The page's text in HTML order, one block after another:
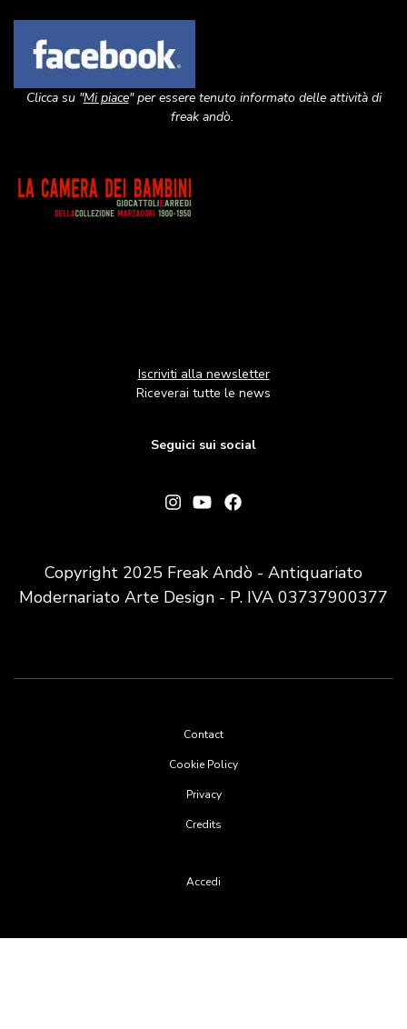
Clicca su "Mi piace" per essere tenuto informato delle attività di
freak andò.
Image
Iscriviti alla newsletter
Riceverai tutte le news
Seguici sui social
Copyright 2025 Freak Andò - Antiquariato
Modernariato Arte Design - P. IVA 03737900377
Contact
Cookie Policy
Privacy
Credits
Accedi